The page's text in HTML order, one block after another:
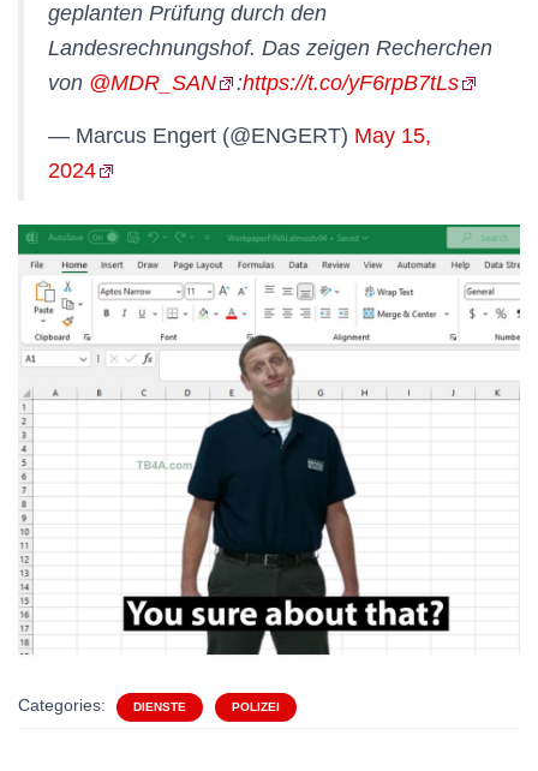
geplanten Prüfung durch den
Landesrechnungshof. Das zeigen Recherchen
von @MDR_SAN :https://t.co/yF6rpB7tLs
— Marcus Engert (@ENGERT) May 15,
2024
Categories: DIENSTE POLIZEI